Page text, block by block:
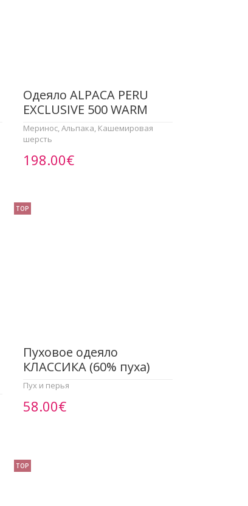
Одеяло ALPACA PERU
EXCLUSIVE 500 WARM
Меринос, Альпака, Кашемировая
шерсть
198.00€
TOP
Пуховое одеяло
КЛАССИКА (60% пуха)
Пух и перья
58.00€
TOP